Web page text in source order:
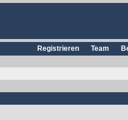
Team
Registrieren